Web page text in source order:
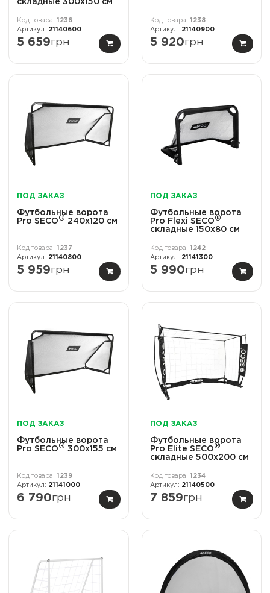
складные 300x150 см
1236
21140600
5 659грн
1238
21140900
5 920грн
ПОД ЗАКАЗ
Футбольные ворота
Pro SECO® 240x120 см
1237
21140800
5 959грн
ПОД ЗАКАЗ
Футбольные ворота
Pro Flexi SECO®
складные 150x80 см
1242
21141300
5 990грн
ПОД ЗАКАЗ
Футбольные ворота
Pro SECO® 300x155 см
1239
21141000
6 790грн
ПОД ЗАКАЗ
Футбольные ворота
Pro Elite SECO®
складные 500x200 см
1234
21140500
7 859грн